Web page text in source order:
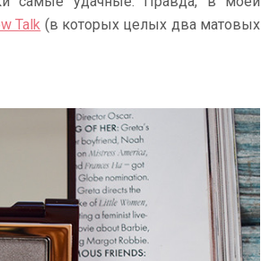
Talk (в которых целых два матовых